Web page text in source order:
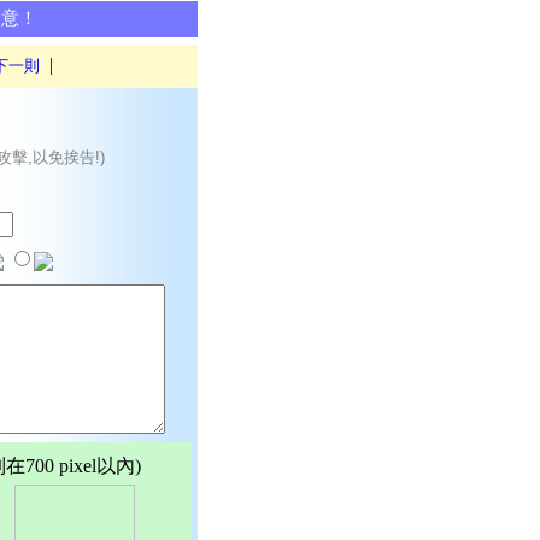
！
一則 |
擊,以免挨告!)
700 pixel以內)